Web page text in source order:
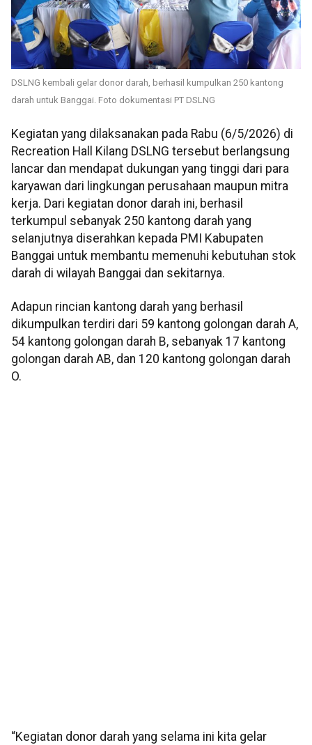
DSLNG kembali gelar donor darah, berhasil kumpulkan 250 kantong
darah untuk Banggai. Foto dokumentasi PT DSLNG
Kegiatan yang dilaksanakan pada Rabu (6/5/2026) di
Recreation Hall Kilang DSLNG tersebut berlangsung
lancar dan mendapat dukungan yang tinggi dari para
karyawan dari lingkungan perusahaan maupun mitra
kerja. Dari kegiatan donor darah ini, berhasil
terkumpul sebanyak 250 kantong darah yang
selanjutnya diserahkan kepada PMI Kabupaten
Banggai untuk membantu memenuhi kebutuhan stok
darah di wilayah Banggai dan sekitarnya.
Adapun rincian kantong darah yang berhasil
dikumpulkan terdiri dari 59 kantong golongan darah A,
54 kantong golongan darah B, sebanyak 17 kantong
golongan darah AB, dan 120 kantong golongan darah
O.
“Kegiatan donor darah yang selama ini kita gelar